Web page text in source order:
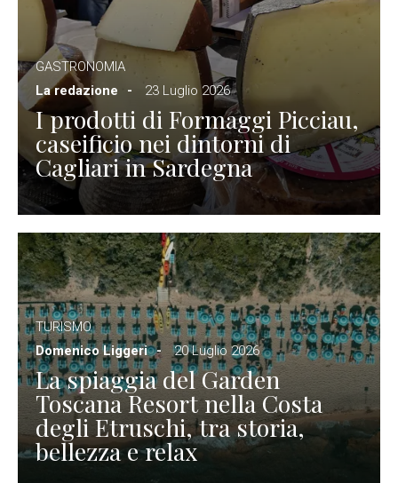
GASTRONOMIA
La redazione
23 Luglio 2026
I prodotti di Formaggi Picciau,
caseificio nei dintorni di
Cagliari in Sardegna
TURISMO
Domenico Liggeri
20 Luglio 2026
La spiaggia del Garden
Toscana Resort nella Costa
degli Etruschi, tra storia,
bellezza e relax